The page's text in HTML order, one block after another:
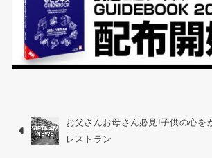
お父さんお母さん必見!子供の心を
レストラン